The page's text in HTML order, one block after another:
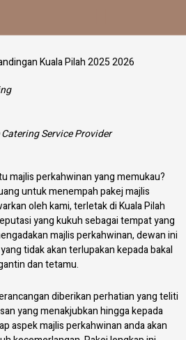
Kuala Pilah 2025 2026
Service Provider
majlis perkahwinan yang memukau?
untuk menempah pakej majlis
oleh kami, terletak di Kuala Pilah
yang kukuh sebagai tempat yang
majlis perkahwinan, dewan ini
tidak akan terlupakan kepada bakal
dan tetamu.
diberikan perhatian yang teliti
yang menakjubkan hingga kepada
aspek majlis perkahwinan anda akan